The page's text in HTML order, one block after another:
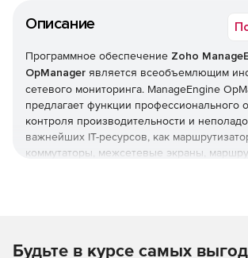
Описание
Программное обеспечение Zoho
OpManager является всеобъемлющим
сетевого мониторинга. ManageEngine
предлагает функции профессионального
контроля производительности и
важнейших IT-ресурсов, как
коммутаторы, межсетевые экраны,
организационные политики мониторинга
Будьте в курсе самых